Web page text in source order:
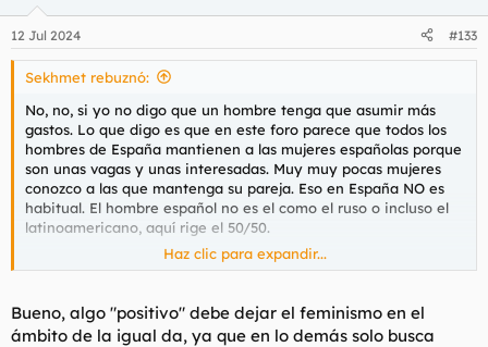
e
s
12 Jul 2024 #133
Sekhmet rebuznó:
No, no, si yo no digo que un hombre tenga que asumir más
gastos. Lo que digo es que en este foro parece que todos los
hombres de España mantienen a las mujeres españolas porque
son unas vagas y unas interesadas. Muy muy pocas mujeres
conozco a las que mantenga su pareja. Eso en España NO es
habitual. El hombre español no es el como el ruso o incluso el
latinoamericano, aquí rige el 50/50.
Es que no es por defender a la mujer ni nada, es que se
siempre si la dejan. (2) la mujer es una interesada porque
zapatos.
Haz clic para expandir...
Bueno, algo "positivo" debe dejar el feminismo en el
ámbito de la igual da, ya que en lo demás solo busca